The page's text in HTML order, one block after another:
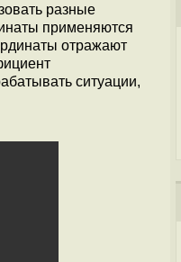
разные
применяются
отражают
ситуации,